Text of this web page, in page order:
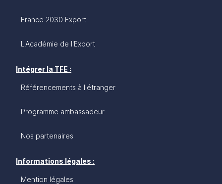
France 2030 Export
L'Académie de l'Export
Intégrer la TFE :
Référencements à l'étranger
Programme ambassadeur
Nos partenaires
Informations légales :
Mention légales